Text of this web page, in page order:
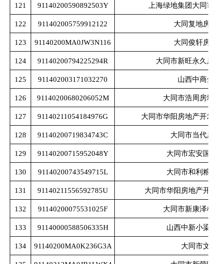
121 91140200590892503Y 上海绿地集团大同
122 911402005759912122 大同复地房
123 91140200MA0JW3N116 大同俊轩房
124 91140200794225294R 大同市新旺永久房
125 911402003171032270 山西中商全
126 91140200680206052M 大同市浩周房地
127 91140211054184976G 大同市华阳房地产开发
128 91140200719834743C 大同市当代房
129 91140200715952048Y 大同市宏安国
130 91140200743549715L 大同市和利粮
131 91140211556592785U 大同市华阳房地产开
132 91140200075531025F 大同市新康泽机
133 91140000588506335H 山西中新小梁
134 91140200MA0K236G3A 大同市文